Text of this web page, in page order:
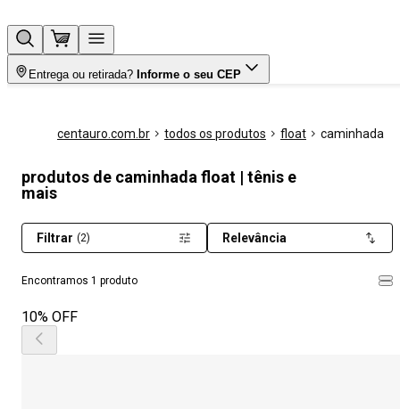
Entrega ou retirada? Informe o seu CEP
centauro.com.br todos os produtos float caminhada
produtos de caminhada float | tênis e
mais
Encontramos 1 produto
Filtrar (2) Relevância
10% OFF